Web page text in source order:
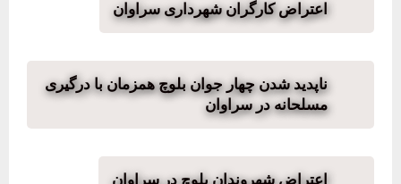
اعتراض کارگران شهرداری سراوان
ناپدید شدن چهار جوان بلوچ همزمان با درگیری
مسلحانه در سراوان
اعتراض شهروندان بلوچ در سراوان